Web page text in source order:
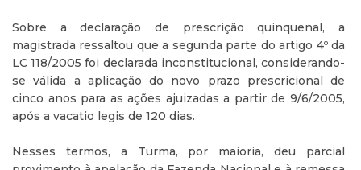
Sobre a declaração de prescrição quinquenal, a
magistrada ressaltou que a segunda parte do artigo 4º da
LC 118/2005 foi declarada inconstitucional, considerando-
se válida a aplicação do novo prazo prescricional de
cinco anos para as ações ajuizadas a partir de 9/6/2005,
após a vacatio legis de 120 dias.
Nesses termos, a Turma, por maioria, deu parcial